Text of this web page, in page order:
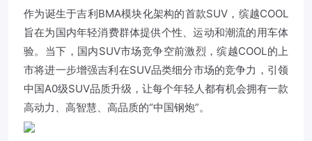
作为诞生于吉利BMA模块化架构的首款SUV，缤越COOL
旨在为国内年轻消费群体提供个性、运动和潮流的用车体
验。当下，国内SUV市场竞争空前激烈，缤越COOL的上
市将进一步增强吉利在SUV品类细分市场的竞争力，引领
中国A0级SUV品质升级，让每个年轻人都有机会拥有一款
高动力、高智慧、高品质的“中国钢炮”。